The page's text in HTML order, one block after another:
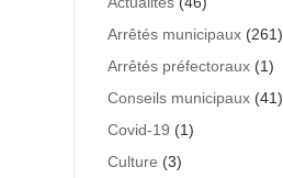
Arrêtés municipaux (261)
Arrêtés préfectoraux (1)
Conseils municipaux (41)
Covid-19 (1)
Culture (3)